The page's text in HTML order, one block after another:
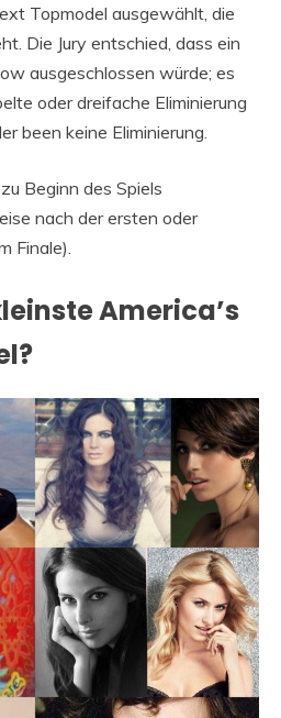
Topmodel ausgewählt, die
Die Jury entschied, dass ein
ausgeschlossen würde; es
oder dreifache Eliminierung
been keine Eliminierung.
Beginn des Spiels
nach der ersten oder
Finale).
America’s